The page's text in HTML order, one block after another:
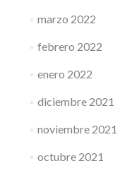
marzo 2022
febrero 2022
enero 2022
diciembre 2021
noviembre 2021
octubre 2021